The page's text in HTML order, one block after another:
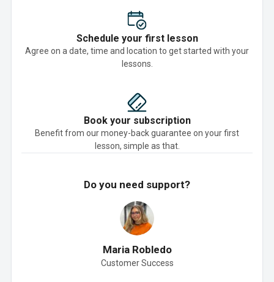
Schedule your first lesson
Agree on a date, time and location to get started with your
lessons.
Book your subscription
Benefit from our money-back guarantee on your first
lesson, simple as that.
Do you need support?
Maria Robledo
Customer Success